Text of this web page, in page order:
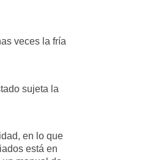
veces la fría
sujeta la
en lo que
está en